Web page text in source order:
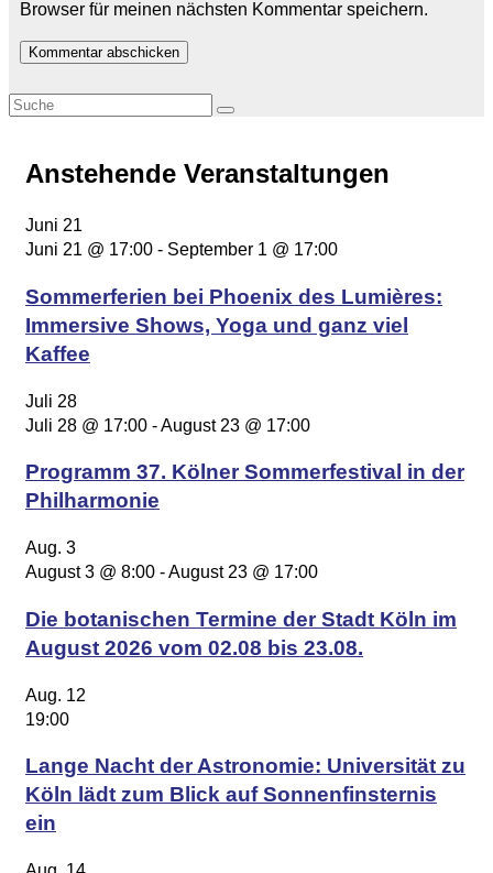
Browser für meinen nächsten Kommentar speichern.
Anstehende Veranstaltungen
Juni 21
Juni 21 @ 17:00 - September 1 @ 17:00
Sommerferien bei Phoenix des Lumières:
Immersive Shows, Yoga und ganz viel
Kaffee
Juli 28
Juli 28 @ 17:00 -August 23 @ 17:00
Programm 37. Kölner Sommerfestival in der
Philharmonie
Aug. 3
August 3 @ 8:00 -August 23 @ 17:00
Die botanischen Termine der Stadt Köln im
August 2026 vom 02.08 bis 23.08.
Aug. 12
19:00
Lange Nacht der Astronomie: Universität zu
Köln lädt zum Blick auf Sonnenfinsternis
ein